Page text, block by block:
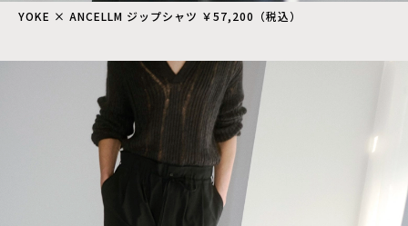
YOKE × ANCELLM ジップシャツ ￥57,200（税込）